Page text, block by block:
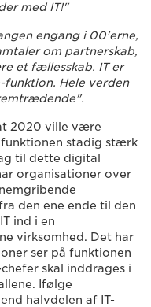
med IT!"
engang i 00'erne,
om partnerskab,
et fællesskab. IT er
Hele verden
2020 ville være
stadig stærk
til dette digital
organisationer over
den ene ende til den
ind i en
virksomhed. Det har
ser på funktionen
skal inddrages i
Ifølge
halvdelen af IT-